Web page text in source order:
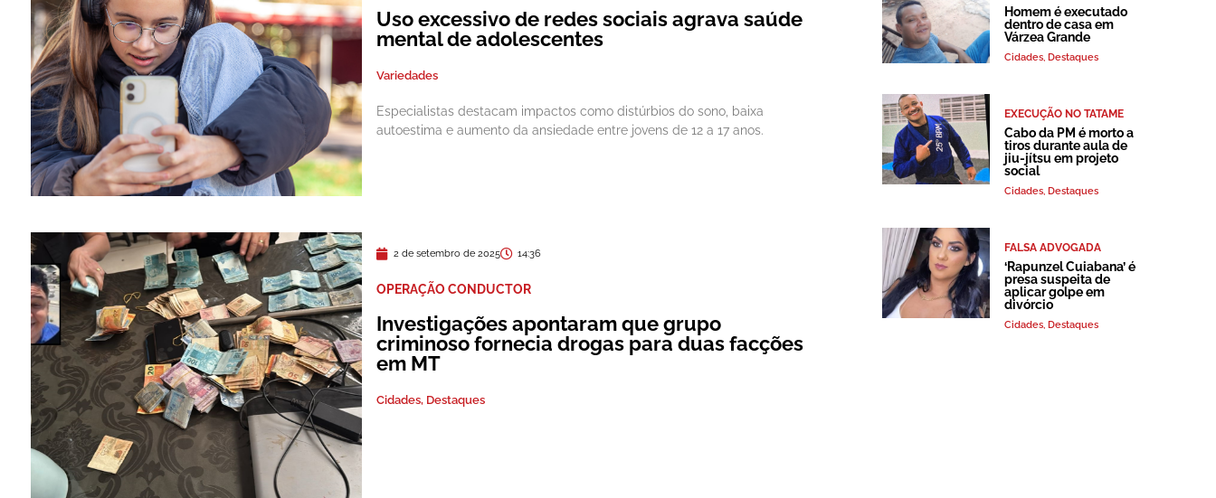
Uso excessivo de redes sociais agrava saúde
mental de adolescentes
Variedades
Especialistas destacam impactos como distúrbios do sono, baixa
autoestima e aumento da ansiedade entre jovens de 12 a 17 anos.
2 de setembro de 2025 14:36
OPERAÇÃO CONDUCTOR
Investigações apontaram que grupo
criminoso fornecia drogas para duas facções
em MT
Cidades, Destaques
Homem é executado
dentro de casa em
Várzea Grande
Cidades, Destaques
EXECUÇÃO NO TATAME
Cabo da PM é morto a
tiros durante aula de
jiu-jítsu em projeto
social
Cidades, Destaques
FALSA ADVOGADA
‘Rapunzel Cuiabana’ é
presa suspeita de
aplicar golpe em
divórcio
Cidades, Destaques